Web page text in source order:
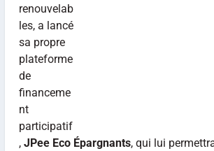
renouvelab
les, a lancé
sa propre
plateforme
de
financeme
nt
participatif
, JPee Eco Épargnants, qui lui